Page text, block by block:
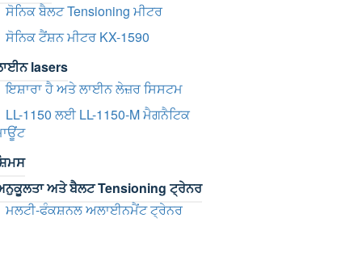
ਸੋਨਿਕ ਬੈਲਟ Tensioning ਮੀਟਰ
ਸੋਨਿਕ ਟੈਂਸ਼ਨ ਮੀਟਰ KX-1590
lasers
ਇਸ਼ਾਰਾ ਹੈ ਅਤੇ ਲਾਈਨ ਲੇਜ਼ਰ ਸਿਸਟਮ
LL-1150 ਲਈ LL-1150-M ਮੈਗਨੈਟਿਕ
ਅਤੇ ਬੈਲਟ Tensioning ਟ੍ਰੇਨਰ
ਮਲਟੀ-ਫੰਕਸ਼ਨਲ ਅਲਾਈਨਮੈਂਟ ਟ੍ਰੇਨਰ